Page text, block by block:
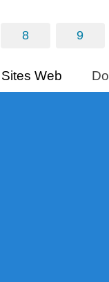
8 9
Sites Web